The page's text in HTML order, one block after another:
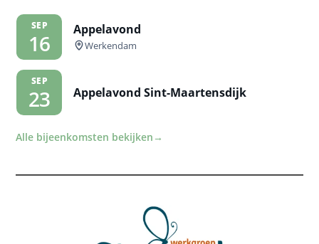
SEP
16
Appelavond
Werkendam
SEP
23 Appelavond Sint-Maartensdijk
Alle bijeenkomsten bekijken →